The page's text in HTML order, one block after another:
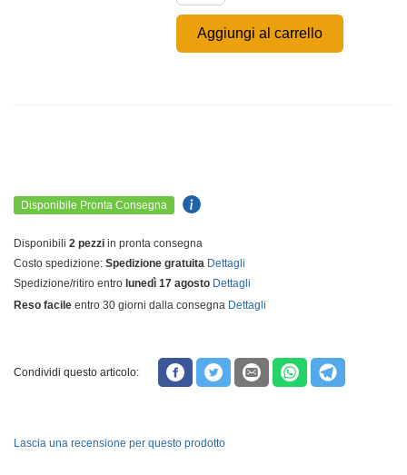
Aggiungi al carrello
Disponibile Pronta Consegna
Disponibili 2 pezzi in pronta consegna
Costo spedizione: Spedizione gratuita Dettagli
Spedizione/ritiro entro lunedì 17 agosto Dettagli
Reso facile entro 30 giorni dalla consegna Dettagli
Condividi questo articolo:
Lascia una recensione per questo prodotto